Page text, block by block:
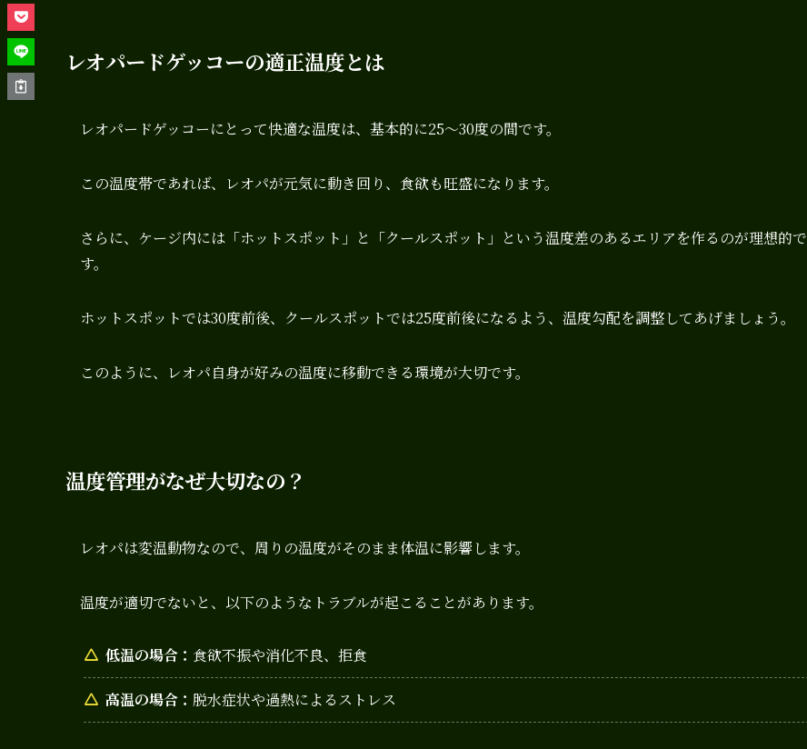
レオパードゲッコーの適正温度とは
レオパードゲッコーにとって快適な温度は、基本的に25～30度の間です。
この温度帯であれば、レオパが元気に動き回り、食欲も旺盛になります。
さらに、ケージ内には「ホットスポット」と「クールスポット」という温度差のあるエリアを作るのが理想的で
す。
ホットスポットでは30度前後、クールスポットでは25度前後になるよう、温度勾配を調整してあげましょう。
このように、レオパ自身が好みの温度に移動できる環境が大切です。
温度管理がなぜ大切なの？
レオパは変温動物なので、周りの温度がそのまま体温に影響します。
温度が適切でないと、以下のようなトラブルが起こることがあります。
低温の場合： 食欲不振や消化不良、拒食
高温の場合： 脱水症状や過熱によるストレス